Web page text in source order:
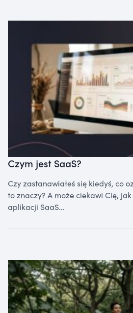
Czym jest SaaS?
Czy zastanawiałeś się kiedyś, co
to znaczy? A może ciekawi Cię,
aplikacji SaaS…